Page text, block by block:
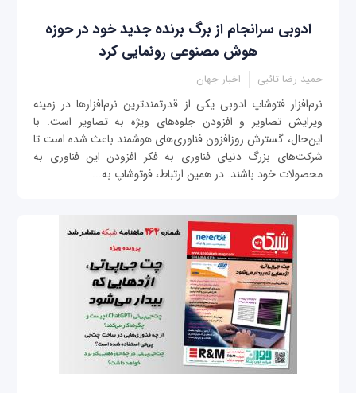
ادوبی سرانجام از برگ برنده جدید خود در حوزه
هوش مصنوعی رونمایی کرد
حمید رضا تائبی اخبار جهان
نرم‌افزار فتوشاپ ادوبی یکی از قدرتمندترین نرم‌افزارها در زمینه
ویرایش تصاویر و افزودن جلوه‌های ویژه به تصاویر است. با
این‌حال، گسترش روزافزون فناوری‌های هوشمند باعث شده است تا
شرکت‌های بزرگ دنیای فناوری به فکر افزودن این فناوری به
محصولات خود باشند. در همین ارتباط، فوتوشاپ به‌...